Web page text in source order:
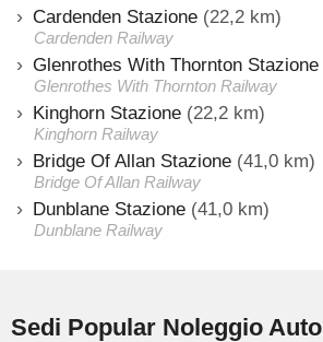
Cardenden Stazione (22,2 km)
Cardenden Railway
Glenrothes With Thornton Stazione
Glenrothes With Thornton Railway
Kinghorn Stazione (22,2 km)
Kinghorn Railway
Bridge Of Allan Stazione (41,0 km)
Bridge Of Allan Railway
Dunblane Stazione (41,0 km)
Dunblane Railway
Sedi Popular Noleggio Auto